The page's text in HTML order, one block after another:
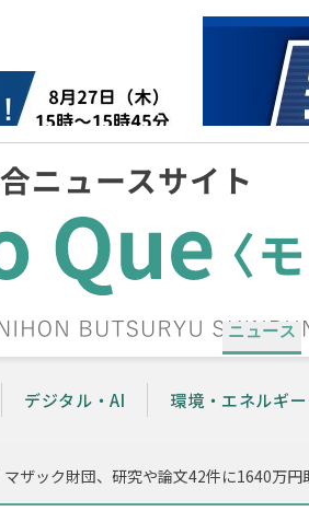
ニュース
デジタル・AI 環境・エネルギー
マザック財団、研究や論文42件に1640万円